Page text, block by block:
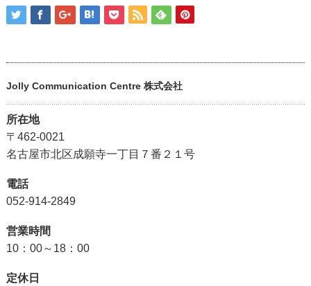
Jolly Communication Centre 株式会社
所在地
〒462-0021
名古屋市北区成願寺一丁目７番２１号
電話
052-914-2849
営業時間
10：00～18：00
定休日